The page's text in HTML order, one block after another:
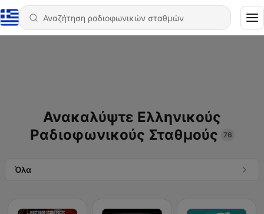
Ανακαλύψτε Ελληνικούς
Ραδιοφωνικούς Σταθμούς
76
Όλα